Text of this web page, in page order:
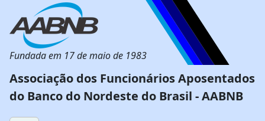
Fundada em 17 de maio de 1983
Associação dos Funcionários Aposentados
do Banco do Nordeste do Brasil - AABNB